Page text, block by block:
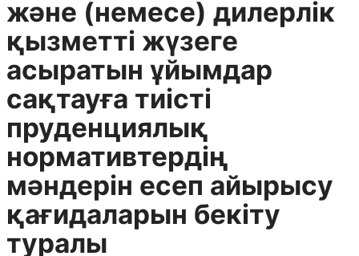
және (немесе) дилерлік
қызметті жүзеге
асыратын ұйымдар
сақтауға тиiстi
пруденциялық
нормативтердің
мәндерін есеп айырысу
қағидаларын бекіту
туралы